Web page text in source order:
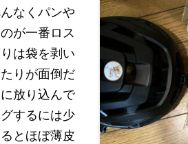
なくパンや
が一番ロス
は袋を剥い
りが面倒だ
放り込んで
するには少
とほぼ薄皮